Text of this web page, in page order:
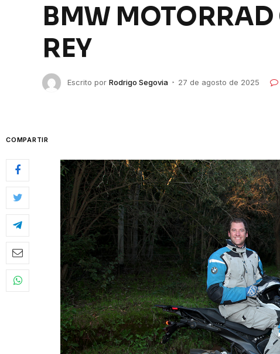
BMW MOTORRAD
REY
Escrito por Rodrigo Segovia 27 de agosto de 2025
COMPARTIR